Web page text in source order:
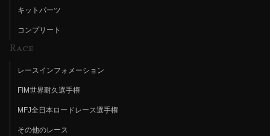
キットパーツ
コンプリート
Race
レースインフォメーション
FIM世界耐久選手権
MFJ全日本ロードレース選手権
その他のレース